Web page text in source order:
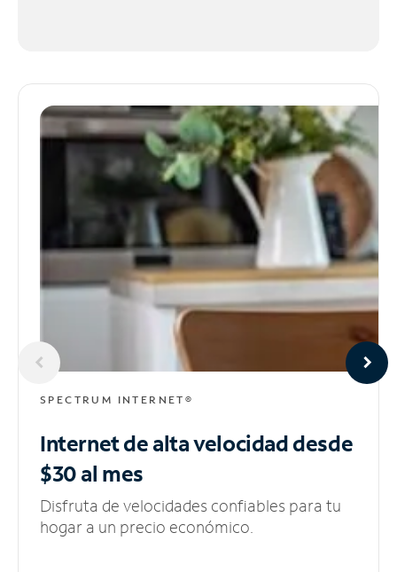
SPECTRUM INTERNET®
Internet de alta velocidaddesde
$30 al mes
Disfruta de velocidades confiables para tu
hogar a un precio económico.